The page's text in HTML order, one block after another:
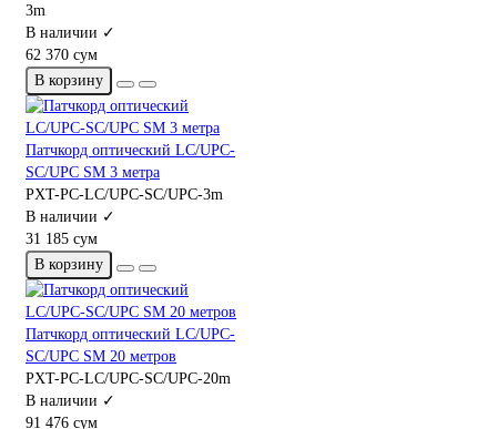
3m
В наличии ✓
62 370 сум
В корзину
Патчкорд оптический LC/UPC-
SC/UPC SM 3 метра
PXT-PC-LC/UPC-SC/UPC-3m
В наличии ✓
31 185 сум
В корзину
Патчкорд оптический LC/UPC-
SC/UPC SM 20 метров
PXT-PC-LC/UPC-SC/UPC-20m
В наличии ✓
91 476 сум